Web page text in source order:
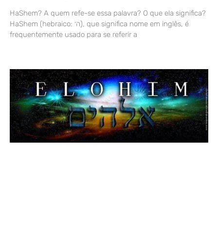
HaShem? A quem refe-se essa palavra? O que ela significa?
HaShem (hebraico: ה׳), que significa nome em inglês, é
frequentemente usado para se referir a